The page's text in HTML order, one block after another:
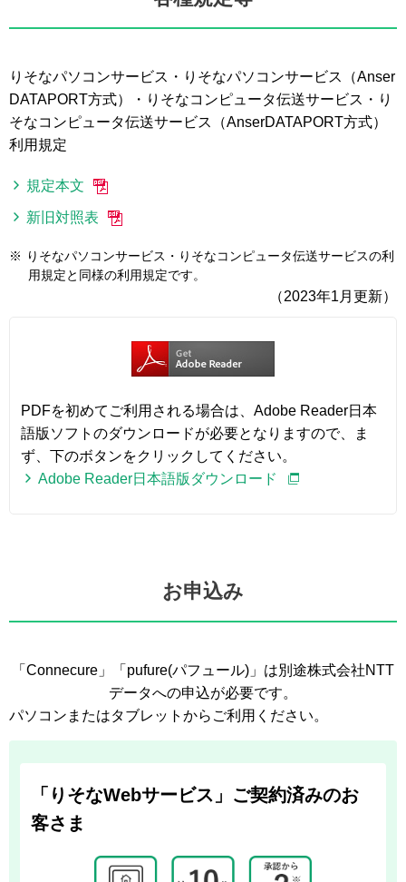
りそなパソコンサービス・りそなパソコンサービス（Anser
DATAPORT方式）・りそなコンピュータ伝送サービス・り
そなコンピュータ伝送サービス（AnserDATAPORT方式）
利用規定
規定本文
新旧対照表
※
りそなパソコンサービス・りそなコンピュータ伝送サービスの利
用規定と同様の利用規定です。
（2023年1月更新）
PDFを初めてご利用される場合は、Adobe Reader日本
語版ソフトのダウンロードが必要となりますので、ま
ず、下のボタンをクリックしてください。
Adobe Reader日本語版ダウンロード
お申込み
「Connecure」「pufure(パフュール)」は別途株式会社NTT
データへの申込が必要です。
パソコンまたはタブレットからご利用ください。
「りそなWebサービス」ご契約済みのお
客さま